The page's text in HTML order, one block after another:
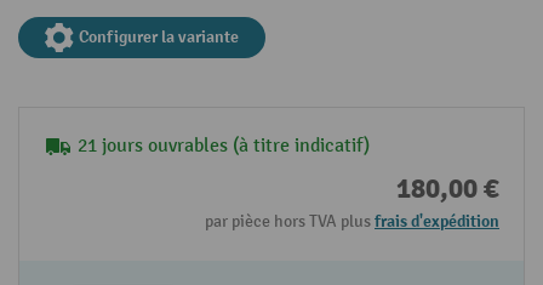
Configurer la variante
21 jours ouvrables (à titre indicatif)
180,00 €
par pièce hors TVA plusfrais d'expédition